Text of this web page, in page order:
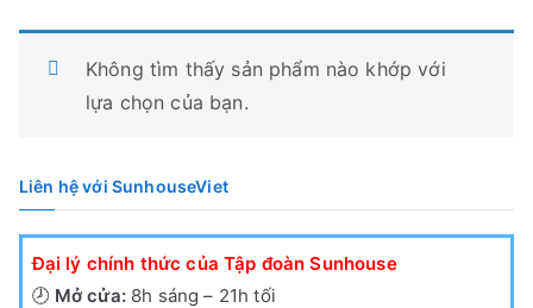
tại Hà nội
Không tìm thấy sản phẩm nào khớp với
lựa chọn của bạn.
Liên hệ với SunhouseViet
Đại lý chính thức của Tập đoàn Sunhouse
🕗 Mở cửa:8h sáng – 21h tối